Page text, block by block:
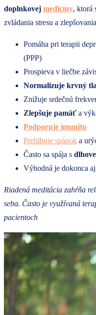
doplnkovej medicíny, ktorá
zvládania stresu a
Pomáha pri terapii
(PPP)
Prospieva v liečbe
Normalizuje krvný
Znižuje srdečnú
Zlepšuje pamäťa
Podporuje imunitu
Prehlbuje spánok a
Často sa spája s
Výhodná je dokonca
Riadená meditácia zahŕňa
seba. Často je využívaná
pacientoch